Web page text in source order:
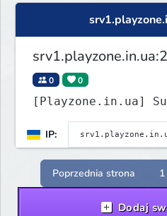
0 0
[Playzone.in.ua]
IP:
Poprzednia strona 1
Dodaj